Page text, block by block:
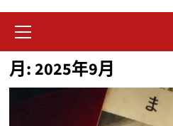
イ
ン
メ
月:2025年9月